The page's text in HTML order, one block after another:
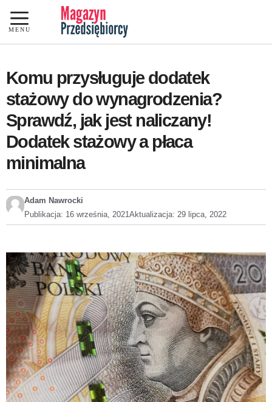
Przejdź
do
treści
MENU
Komu przysługuje dodatek
stażowy do wynagrodzenia?
Sprawdź, jak jest naliczany!
Dodatek stażowy a płaca
minimalna
Adam Nawrocki
Publikacja: 16 września, 2021Aktualizacja: 29 lipca, 2022